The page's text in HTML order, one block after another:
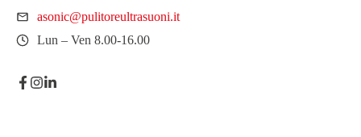
asonic@pulitoreultrasuoni.it
Lun – Ven 8.00-16.00